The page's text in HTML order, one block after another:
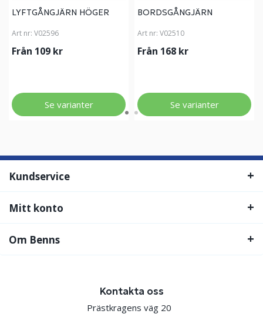
LYFTGÅNGJÄRN HÖGER
Art nr: V02596
Från 109 kr
Se varianter
BORDSGÅNGJÄRN
Art nr: V02510
Från 168 kr
Se varianter
Kundservice
Mitt konto
Om Benns
Kontakta oss
Prästkragens väg 20